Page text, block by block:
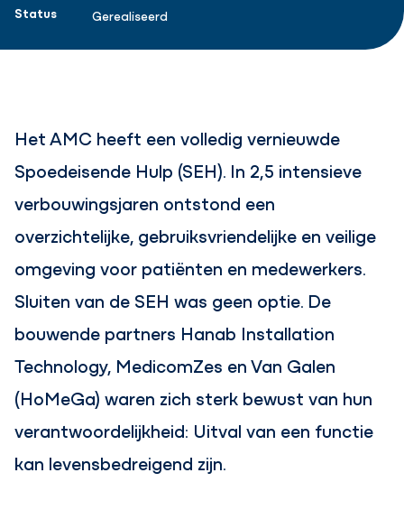
Status Gerealiseerd
Het AMC heeft een volledig vernieuwde
Spoedeisende Hulp (SEH). In 2,5 intensieve
verbouwingsjaren ontstond een
overzichtelijke, gebruiksvriendelijke en veilige
omgeving voor patiënten en medewerkers.
Sluiten van de SEH was geen optie. De
bouwende partners Hanab Installation
Technology, MedicomZes en Van Galen
(HoMeGa) waren zich sterk bewust van hun
verantwoordelijkheid: Uitval van een functie
kan levensbedreigend zijn.